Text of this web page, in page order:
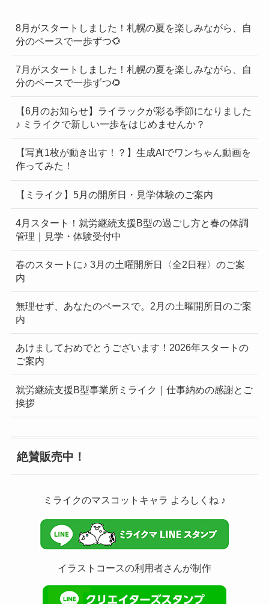
8月がスタートしました！札幌の夏を楽しみながら、自
分のペースで一歩ずつ🌻
7月がスタートしました！札幌の夏を楽しみながら、自
分のペースで一歩ずつ🌻
【6月のお知らせ】ライラックが彩る季節になりました
♪ ミライクで新しい一歩をはじめませんか？
【写真1枚が動き出す！？】生成AIでワンちゃん動画を
作ってみた！
【ミライク】5月の開所日・見学体験のご案内
4月スタート！就労継続支援B型の過ごし方と春の体調
管理｜見学・体験受付中
春のスタートに♪ 3月の土曜開所日〈全2日程〉のご案
内
無理せず、あなたのペースで。2月の土曜開所日のご案
内
あけましておめでとうございます！2026年スタートの
ご案内
就労継続支援B型事業所ミライク｜仕事納めの感謝とご
挨拶
絶賛販売中！
ミライクのマスコットキャラ よろしくね ♪
イラストコースの利用者さんが制作